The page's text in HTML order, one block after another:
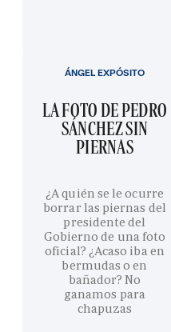
LA FOTO DE PEDRO
SÁNCHEZ SIN
PIERNAS
¿A quién se le ocurre
borrar las piernas del
presidente del
Gobierno de una foto
oficial? ¿Acaso iba en
bermudas o en
bañador? No
ganamos para
chapuzas
ÁNGEL EXPÓSITO